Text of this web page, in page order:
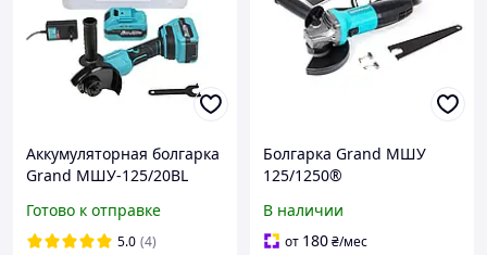
Аккумуляторная болгарка
Grand МШУ-125/20BL
АКБ)
Готово к отправке
5.0 (4)
Болгарка Grand МШУ
125/1250®
В наличии
от 180₴/мес